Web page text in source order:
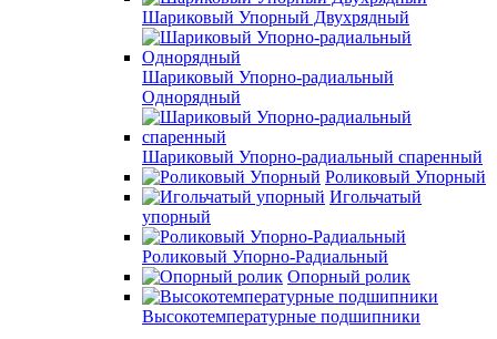
Шариковый Упорный Двухрядный
Шариковый Упорно-радиальный
Однорядный
Шариковый Упорно-радиальный спаренный
Роликовый Упорный
Игольчатый
упорный
Роликовый Упорно-Радиальный
Опорный ролик
Высокотемпературные подшипники